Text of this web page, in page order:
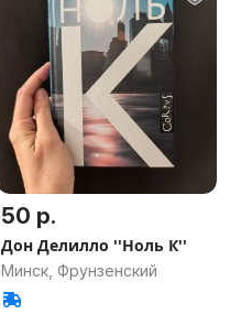
50 р.
Дон Делилло ''Ноль К''
Минск, Фрунзенский